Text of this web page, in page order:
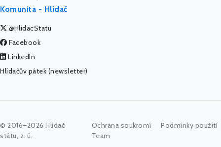
Komunita - Hlídač
@HlidacStatu
Facebook
LinkedIn
Hlídačův pátek (newsletter)
© 2016–2026 Hlídač
státu, z. ú.
Ochrana soukromí
Podmínky použití
Team